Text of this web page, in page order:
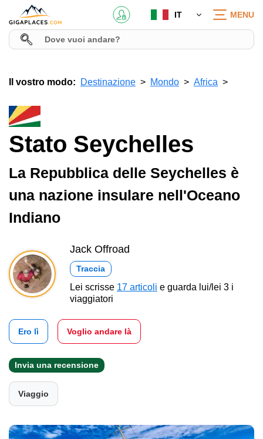
IT MENU
Il vostro modo: Destinazione Mondo Africa
Stato Seychelles
La Repubblica delle Seychelles è
una nazione insulare nell'Oceano
Indiano
Jack Offroad
Traccia
Lei scrisse 17 articoli e guarda lui/lei 3 i
viaggiatori
Ero lì Voglio andare là
Invia una recensione
Viaggio